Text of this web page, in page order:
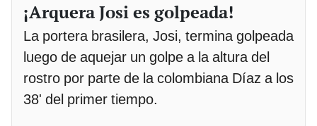
¡Arquera Josi es golpeada!
La portera brasilera, Josi, termina golpeada
luego de aquejar un golpe a la altura del
rostro por parte de la colombiana Díaz a los
38' del primer tiempo.